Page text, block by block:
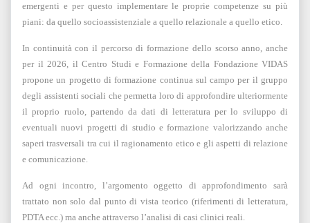
emergenti e per questo implementare le proprie competenze su più
piani: da quello socioassistenziale a quello relazionale a quello etico.
In continuità con il percorso di formazione dello scorso anno, anche
per il 2026, il Centro Studi e Formazione della Fondazione VIDAS
propone un progetto di formazione continua sul campo per il gruppo
degli assistenti sociali che permetta loro di approfondire ulteriormente
il proprio ruolo, partendo da dati di letteratura per lo sviluppo di
eventuali nuovi progetti di studio e formazione valorizzando anche
saperi trasversali tra cui il ragionamento etico e gli aspetti di relazione
e comunicazione.
Ad ogni incontro, l’argomento oggetto diapprofondimento sarà
trattato non solo dal punto di vista teorico (riferimenti di letteratura,
PDTA ecc.) ma anche attraverso l’analisi di casi clinici reali.